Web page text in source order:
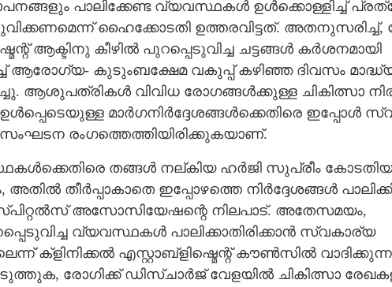
പാലിക്കേണ്ട വ്യവസ്ഥകൾ ഉൾക്കൊള്ളിച്ച്
ഹൈക്കോടതി ഉത്തരവിട്ടത്. അതനുസരിച്ച്,​
ആക്ടിനു കീഴിൽ പുറപ്പെടുവിച്ച ചട്ടങ്ങൾ കർശനമായി
ആരോഗ്യ- കുടുംബക്ഷേമ വകുപ്പ് കഴിഞ്ഞ ദിവസം
ആശുപത്രികൾ വിവിധ രോഗങ്ങൾക്കുള്ള ചികിത്സാ
ഉൾപ്പെടെയുള്ള മാർഗനിർദ്ദേശങ്ങൾക്കെതിരെ ഇപ്പോൾ
രംഗത്തെത്തിയിരിക്കുകയാണ്.
തങ്ങൾ നല്കിയ ഹർജി സുപ്രീം
തീർപ്പാകാതെ ഇപ്പോഴത്തെ നിർദ്ദേശങ്ങൾ
അസോസിയേഷന്റെ നിലപാട്. അതേസമയം,​
വ്യവസ്ഥകൾ പാലിക്കാതിരിക്കാൻ സ്വകാര്യ
ക്ളിനിക്കൽ എസ്റ്റാബ്ളിഷ്മെന്റ് കൗൺസിൽ
രോഗിക്ക് ഡിസ്ചാർജ് വേളയിൽ ചികിത്സാ